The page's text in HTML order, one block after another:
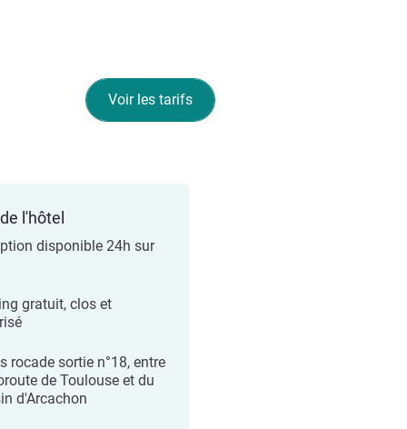
Voir les tarifs
l'hôtel
disponible 24h sur
gratuit, clos et
rocade sortie n°18, entre
de Toulouse et du
d'Arcachon